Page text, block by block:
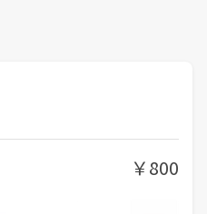
￥800